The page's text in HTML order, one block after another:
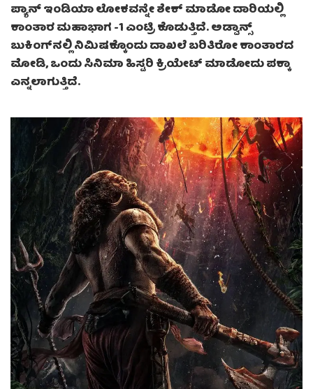
ಪ್ಯಾನ್ ಇಂಡಿಯಾ ಲೋಕವನ್ನೇ ಶೇಕ್ ಮಾಡೋ ದಾರಿಯಲ್ಲಿ
ಕಾಂತಾರ ಮಹಾಭಾಗ -1 ಎಂಟ್ರಿ ಕೊಡುತ್ತಿದೆ. ಅಡ್ವಾನ್ಸ್
ಬುಕಿಂಗ್‌ನಲ್ಲಿ ನಿಮಿಷಕ್ಕೊಂದು ದಾಖಲೆ ಬರಿತಿರೋ ಕಾಂತಾರದ
ಮೋಡಿ, ಒಂದು ಸಿನಿಮಾ ಹಿಸ್ಟರಿ ಕ್ರಿಯೇಟ್ ಮಾಡೋದು ಪಕ್ಕಾ
ಎನ್ನಲಾಗುತ್ತಿದೆ.